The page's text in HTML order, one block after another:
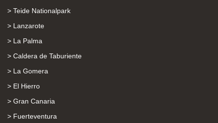
> Teide Nationalpark
> Lanzarote
> La Palma
> Caldera de Taburiente
> La Gomera
> El Hierro
> Gran Canaria
> Fuerteventura